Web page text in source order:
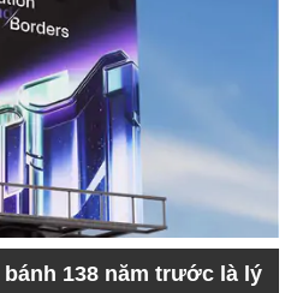
138 năm trước là lý